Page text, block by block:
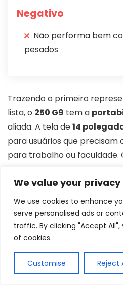
We value your privacy
We use cookies to enhance
serve personalised ads or
traffic. By clicking "Accept
of cookies.
Customise Reject
Negativo
Não performa bem
pesados
Trazendo o primeiro
lista, o 250 G9 tem a
aliada. A tela de14
para usuários que
para trabalho ou faculdade.
Mas os benefícios desse
construção da máquina. O
GB e os 256 GB SSD
capacidade para guardar
e fotos sem comprometer
disso, a conectividade